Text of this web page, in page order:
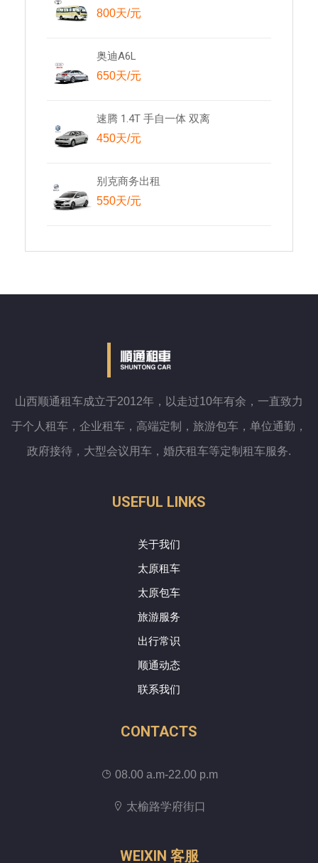
800天/元
奥迪A6L
650天/元
速腾 1.4T 手自一体 双离
450天/元
别克商务出租
550天/元
山西顺通租车成立于2012年，以走过10年有余，一直致力
于个人租车，企业租车，高端定制，旅游包车，单位通勤，
政府接待，大型会议用车，婚庆租车等定制租车服务.
USEFUL LINKS
关于我们
太原租车
太原包车
旅游服务
出行常识
顺通动态
联系我们
CONTACTS
08.00 a.m-22.00 p.m
太榆路学府街口
WEIXIN 客服